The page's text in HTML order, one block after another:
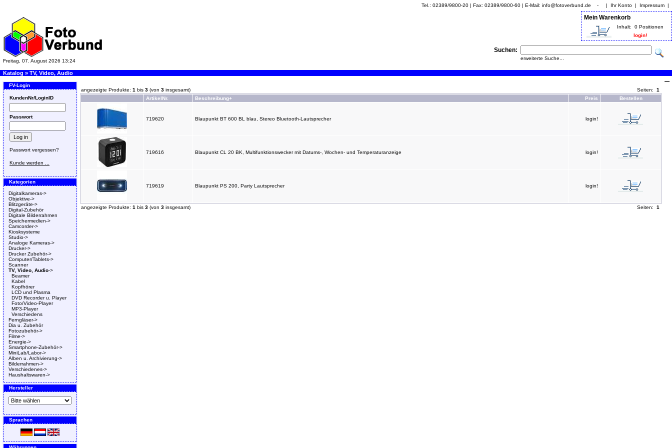
Tel.: 02389/9800-20 | Fax: 02389/9800-60 | E-Mail: info@fotoverbund.de - | Ihr Konto | Impressum |
Freitag, 07. August 2026 13:24
Mein Warenkorb
Inhalt:
0 Positionen
login!
Suchen:
erweiterte Suche...
Katalog » TV, Video, Audio
FV-Login
KundenNr/LoginID
Passwort
Passwort vergessen?
Kunde werden ...
Kategorien
Digitalkameras->
Objektive->
Blitzgeräte->
Digital-Zubehör
Digitale Bilderrahmen
Speichermedien->
Camcorder->
Kiosksysteme
Studio->
Analoge Kameras->
Drucker->
Drucker Zubehör->
Computer/Tablets->
Scanner
TV, Video, Audio->
Beamer
Kabel
Kopfhörer
LCD und Plasma
DVD Recorder u. Player
Foto/Video-Player
MP3-Player
Verschiedens
Ferngläser->
Dia u. Zubehör
Fotozubehör->
Filme->
Energie->
Smartphone-Zubehör->
MiniLab/Labor->
Alben u. Archivierung->
Bilderrahmen->
Verschiedenes->
Haushaltswaren->
Hersteller
Sprachen
angezeigte Produkte: 1 bis 3 (von 3 insgesamt) Seiten: 1
ArtikelNr.
Beschreibung+ Preis Bestellen
719620 Blaupunkt BT 600 BL blau, Stereo Bluetooth-Lautsprecher login!
719616 Blaupunkt CL 20 BK, Multifunktionswecker mit Datums-, Wochen- und Temperaturanzeige login!
719619 Blaupunkt PS 200, Party Lautsprecher login!
angezeigte Produkte: 1 bis 3 (von 3 insgesamt) Seiten: 1